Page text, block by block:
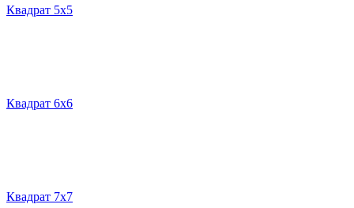
Квадрат 5х5
Квадрат 6х6
Квадрат 7х7